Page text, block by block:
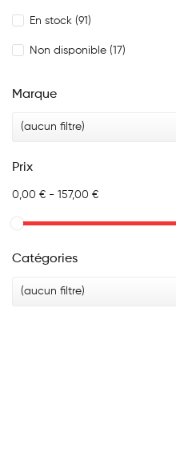
En stock (91)
Non disponible (17)
Marque
(aucun filtre)
Prix
0,00 € - 157,00 €
Catégories
(aucun filtre)